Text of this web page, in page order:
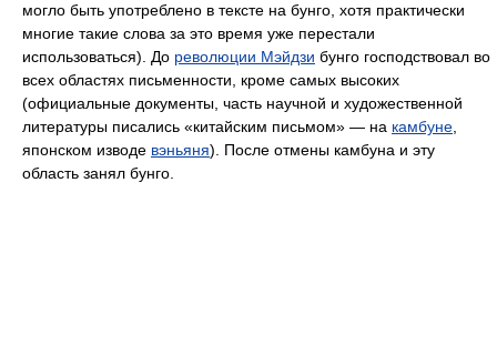
могло быть употреблено в тексте на бунго, хотя практически
многие такие слова за это время уже перестали
использоваться). До революции Мэйдзи бунго господствовал во
всех областях письменности, кроме самых высоких
(официальные документы, часть научной и художественной
литературы писались «китайским письмом» — на камбуне
японском изводе вэньяня). После отмены камбуна и эту
область занял бунго.